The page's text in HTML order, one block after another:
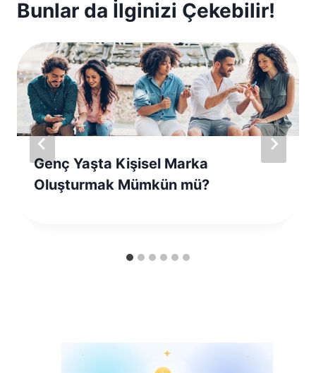
Bunlar da İlginizi Çekebilir!
Genç Yaşta Kişisel Marka
Oluşturmak Mümkün mü?